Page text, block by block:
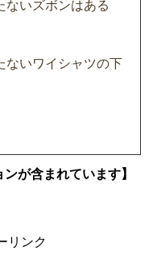
ないズボンはある
ないワイシャツの下
が含まれています】
リンク